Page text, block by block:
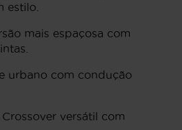
estilo.
mais espaçosa com
urbano com condução
Crossover versátil com